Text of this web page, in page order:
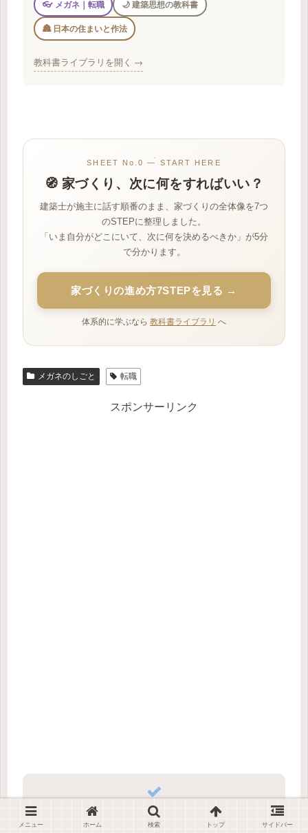
👓 メガネ｜転職 🌙 建築思想の教科書
🏯 日本の住まいと作法
教科書ライブラリを開く →
SHEET No.0 — START HERE
🧭 家づくり、次に何をすればいい？
建築士が施主に話す順番のまま、家づくりの全体像を7つ
のSTEPに整理しました。
「いま自分がどこにいて、次に何を決めるべきか」が5分
で分かります。
家づくりの進め方7STEPを見る →
体系的に学ぶなら 教科書ライブラリ へ
メガネのしごと 転職
スポンサーリンク
シェアする
メニュー ホーム 検索 トップ サイドバー